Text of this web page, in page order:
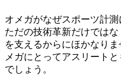
オメガがなぜスポーツ計
ただの技術革新だけでは
を支えるからにほかなり
メガにとってアスリート
でしょう。